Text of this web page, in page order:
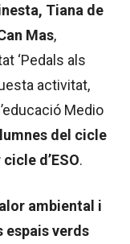
Tiana de
Mas,
‘Pedals als
activitat,
Medio
del cicle
d’ESO.
ambiental i
espais verds